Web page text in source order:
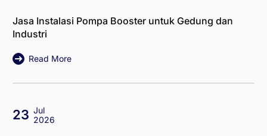
Jasa Instalasi Pompa Booster untuk Gedung dan
Industri
Read More
23 Jul
2026